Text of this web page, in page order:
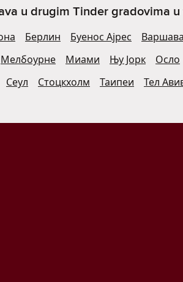
u drugim Tinder gradovima
Берлин Буенос Ајрес Варшава
Мелбоурне Миами Њу Јорк Осло
Сеул Стоцкхолм Таипеи Тел